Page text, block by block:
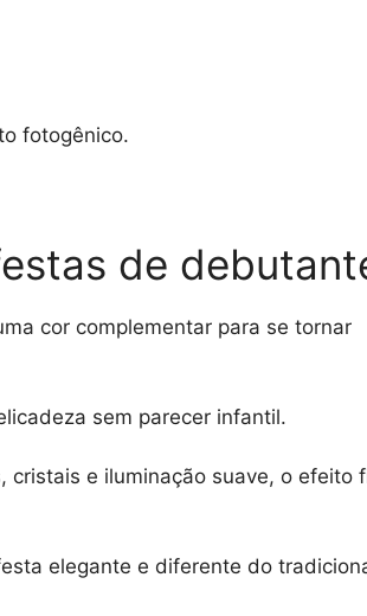
fotogênico.
de
cor complementar para se tornar
sem parecer infantil.
cristais e iluminação suave, o efeito
elegante e diferente do